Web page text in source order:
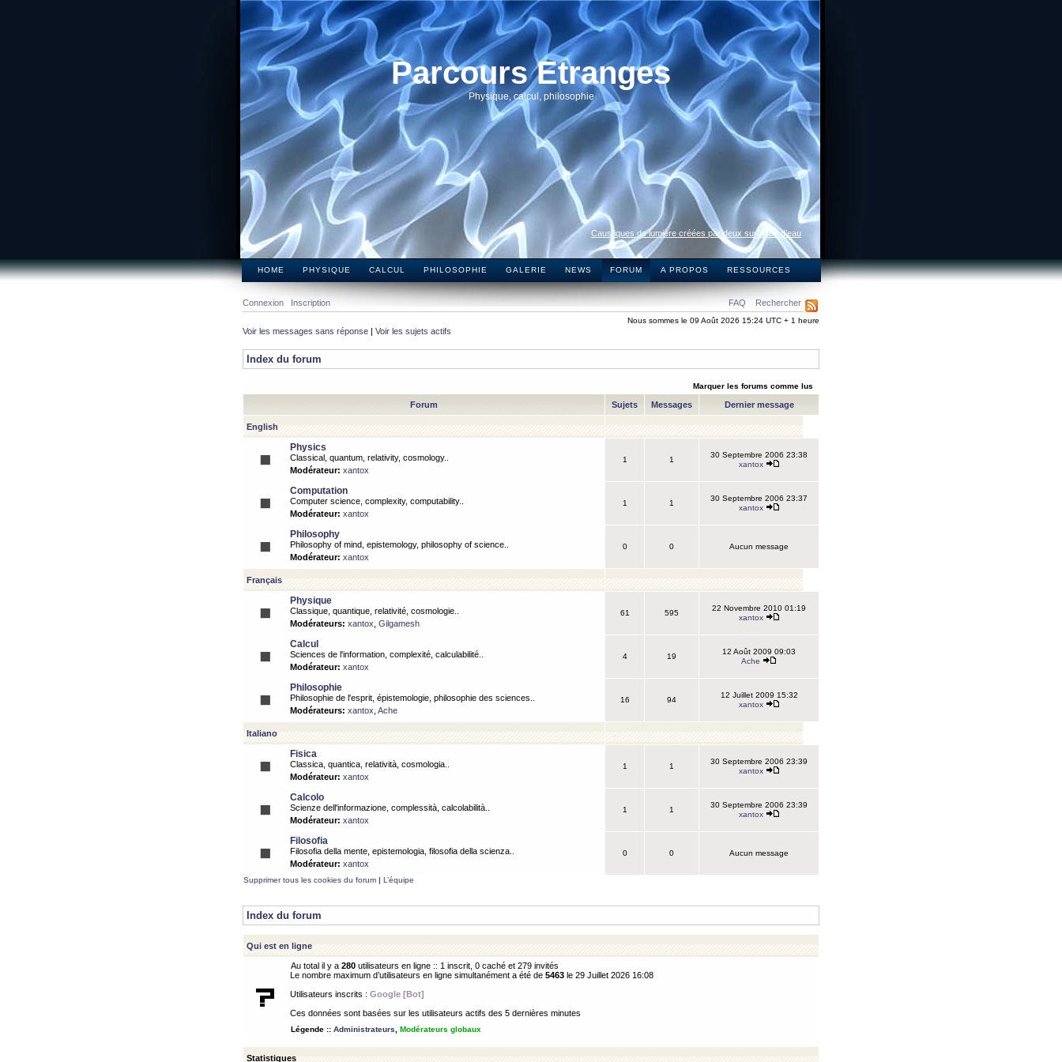
Parcours Etranges
Physique, calcul, philosophie
Caustiques de lumière créées par deux surfaces d’eau
HOME PHYSIQUE CALCUL PHILOSOPHIE GALERIE NEWS FORUM A PROPOS RESSOURCES
FAQ Rechercher
Connexion Inscription
Nous sommes le 09 Août 2026 15:24 UTC + 1 heure
Voir les messages sans réponse | Voir les sujets actifs
Index du forum
Marquer les forums comme lus
Forum Sujets Messages Dernier message
English
Physics
Classical, quantum, relativity, cosmology..
Modérateur: xantox
1 1
30 Septembre 2006 23:38
xantox
Computation
Computer science, complexity, computability..
Modérateur: xantox
1 1
30 Septembre 2006 23:37
xantox
Philosophy
Philosophy of mind, epistemology, philosophy of science..
Modérateur: xantox
0 0 Aucun message
Français
Physique
Classique, quantique, relativité, cosmologie..
Modérateurs: xantox Gilgamesh
61 595
22 Novembre 2010 01:19
xantox
Calcul
Sciences de l'information, complexité, calculabilité..
Modérateur: xantox
4 19
12 Août 2009 09:03
Ache
Philosophie
Philosophie de l'esprit, épistemologie, philosophie des sciences..
Modérateurs: xantox Ache
16 94
12 Juillet 2009 15:32
xantox
Italiano
Fisica
Classica, quantica, relatività, cosmologia..
Modérateur: xantox
1 1
30 Septembre 2006 23:39
xantox
Calcolo
Scienze dell'informazione, complessità, calcolabilità..
Modérateur: xantox
1 1
30 Septembre 2006 23:39
xantox
Filosofia
Filosofia della mente, epistemologia, filosofia della scienza..
Modérateur: xantox
0 0 Aucun message
Supprimer tous les cookies du forum | L’équipe
Index du forum
Qui est en ligne
Au total il y a 280 utilisateurs en ligne :: 1 inscrit, 0 caché et 279 invités
Le nombre maximum d’utilisateurs en ligne simultanément a été de 5463 le 29 Juillet 2026 16:08
Utilisateurs inscrits : Google [Bot]
Ces données sont basées sur les utilisateurs actifs des 5 dernières minutes
Légende :: Administrateurs Modérateurs globaux
Statistiques